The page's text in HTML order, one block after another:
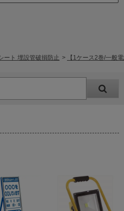
ート 埋設管破損防止 > 【1ケース2巻/一般